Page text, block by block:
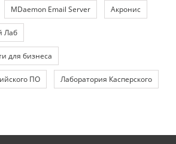
MDaemon Email Server Акронис
Лаб
для бизнеса
ПО Лаборатория Касперского